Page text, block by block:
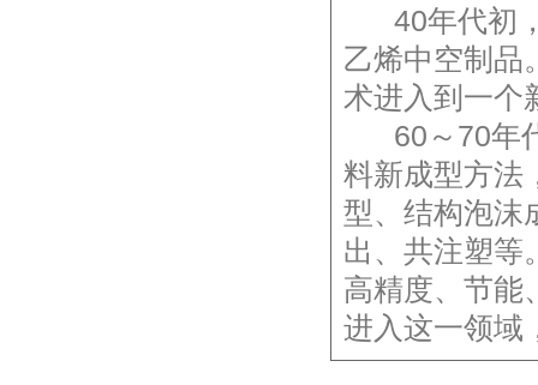
40年代初，
乙烯中空制品
术进入到一个
60～70年代
料新成型方法
型、结构泡沫
出、共注塑
高精度、节能
进入这一领域